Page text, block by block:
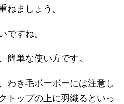
ねましょう。
ですね。
簡単な使い方です。
わき毛ボーボーには注意し
トップの上に羽織るといっ